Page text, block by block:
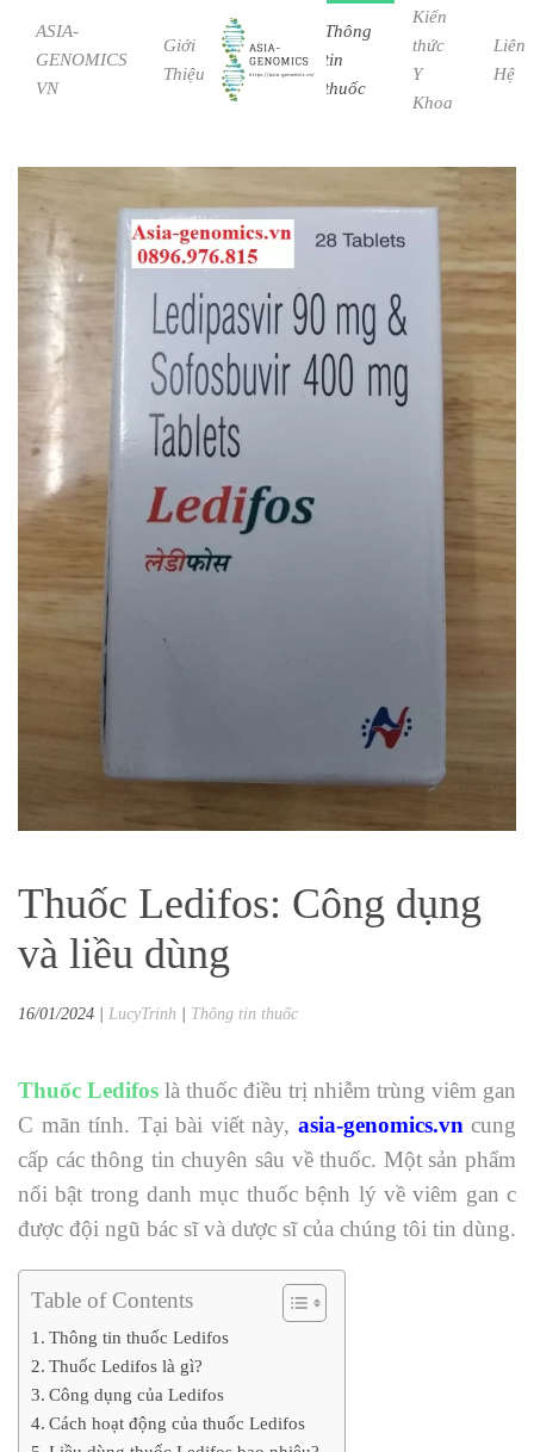
Skip to main content
ASIA-
GENOMICS
VN
Giới
Thiệu
Bệnh
Học
Thông
tin
thuốc
Kiến
thức
Y
Khoa
Liên
Hệ
Thuốc Ledifos: Công dụng
và liều dùng
16/01/2024 LucyTrinh Thông tin thuốc
Thuốc Ledifos là thuốc điều trị nhiễm trùng viêm gan
C mãn tính. Tại bài viết này, asia-genomics.vn cung
cấp các thông tin chuyên sâu về thuốc. Một sản phẩm
nổi bật trong danh mục thuốc bệnh lý về viêm gan c
được đội ngũ bác sĩ và dược sĩ của chúng tôi tin dùng.
Table of Contents
Thông tin thuốc Ledifos
Thuốc Ledifos là gì?
Công dụng của Ledifos
Cách hoạt động của thuốc Ledifos